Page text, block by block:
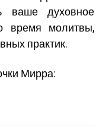
ваше духовное
время молитвы,
практик.
Мирра: